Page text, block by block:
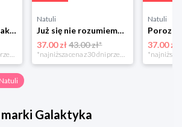
Jak być rodzicem, jakim zawsze chciałeś być Media rodzina
*najniższa cena z 30 dni przed obniżką
Natuli
Już się nie rozumiemy! Jak przeżyć czas trzaskających drzwi Esprit
37.00 zł 43.00 zł*
*najniższa cena z 30 dni przed obniżką
Natuli
37.00 zł
Galaktyka